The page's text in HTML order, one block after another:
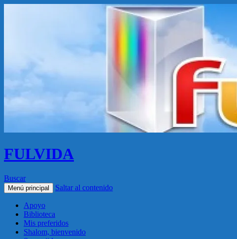
FULVIDA
Buscar
Menú principal Saltar al contenido
Apoyo
Biblioteca
Mis preferidos
Shalom, bienvenido